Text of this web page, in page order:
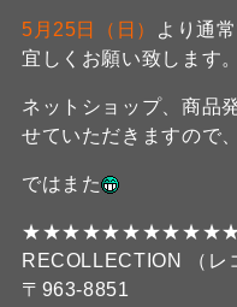
5月25日（日）
より通
宜しくお願い致します。
ネットショップ、商品
せていただきますので
ではまた
RECOLLECTION （レ
〒963-8851